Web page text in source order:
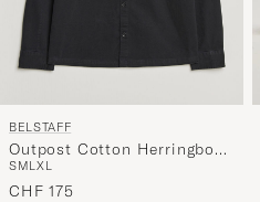
BELSTAFF
Outpost Cotton Herringbone
Overshirt Black
SMLXL
CHF 175